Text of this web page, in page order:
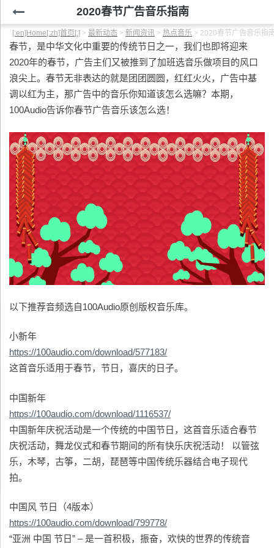
2020春节广告音乐指南
[:en]Home[:zh]首页[:] > 最新动态 > 新闻资讯 > 热点音乐 > 2020春节广告音乐指
春节，是中华文化中重要的传统节日之一，我们也即将迎来
2020年的春节，广告主们又被推到了加班选音乐做项目的风口
浪尖上。春节无非表达的就是团团圆圆，红红火火，广告中基
调以红为主，那广告中的音乐你知道该怎么选嘛？本期，
100Audio告诉你春节广告音乐该怎么选！
以下推荐音频选自100Audio原创版权音乐库。
小新年
https://100audio.com/download/577183/
这首音乐适用于春节，节日，喜庆的日子。
中国新年
https://100audio.com/download/1116537/
中国新年庆祝活动是一个传统的中国节日，这首音乐适合春节
庆祝活动，舞龙仪式和春节期间的所有快乐庆祝活动！ 以管弦
乐，木琴，古筝，二胡，琵琶等中国传统乐器结合电子现代
拍。
中国风 节日（4版本）
https://100audio.com/download/799778/
“亚洲 中国 节日” – 是一首积极，振奋，欢快的世界的传统音